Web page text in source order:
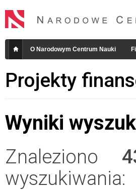
O Narodowym Centrum Nauki
Projekty
Wyniki
Znaleziono
wyszukiwania: